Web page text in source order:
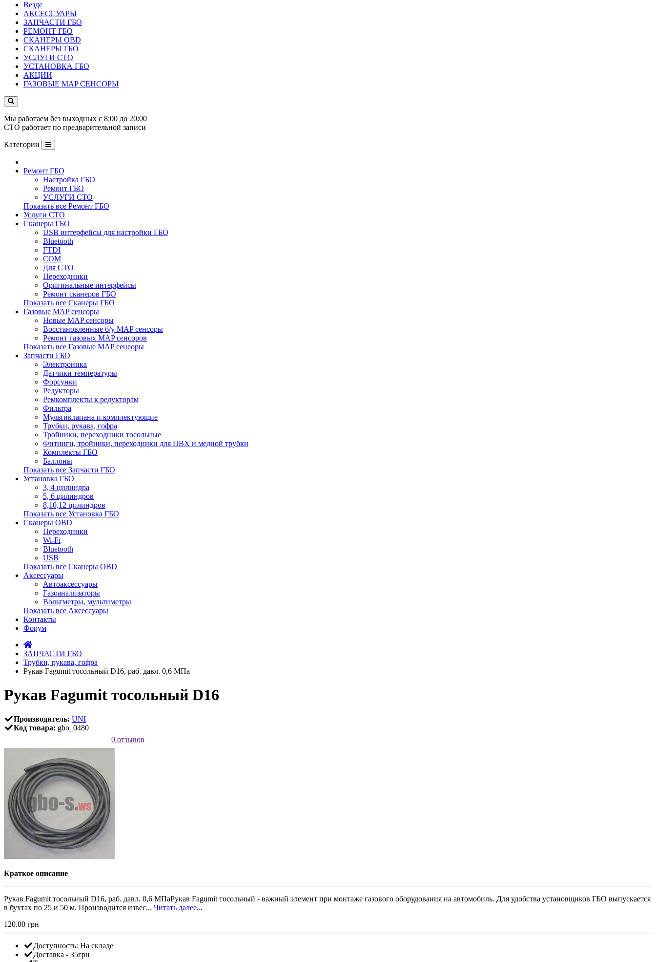
Везде
АКСЕССУАРЫ
ЗАПЧАСТИ ГБО
РЕМОНТ ГБО
СКАНЕРЫ OBD
СКАНЕРЫ ГБО
УСЛУГИ СТО
УСТАНОВКА ГБО
АКЦИИ
ГАЗОВЫЕ MAP СЕНСОРЫ
Мы работаем без выходных с 8:00 до 20:00
СТО работает по предварительной записи
Категории
Ремонт ГБО
Настройка ГБО
Ремонт ГБО
УСЛУГИ СТО
Показать все Ремонт ГБО
Услуги СТО
Сканеры ГБО
USB интерфейсы для настройки ГБО
Bluetooth
FTDI
COM
Для СТО
Переходники
Оригинальные интерфейсы
Ремонт сканеров ГБО
Показать все Сканеры ГБО
Газовые MAP сенсоры
Новые MAP сенсоры
Восстановленные б/у MAP сенсоры
Ремонт газовых MAP сенсоров
Показать все Газовые MAP сенсоры
Запчасти ГБО
Электроника
Датчики температуры
Форсунки
Редукторы
Ремкомплекты к редукторам
Фильтра
Мультиклапана и комплектующие
Трубки, рукава, гофра
Тройники, переходники тосольные
Фитинги, тройники, переходники для ПВХ и медной трубки
Комплекты ГБО
Баллоны
Показать все Запчасти ГБО
Установка ГБО
3, 4 цилиндра
5, 6 цилиндров
8,10,12 цилиндров
Показать все Установка ГБО
Сканеры OBD
Переходники
Wi-Fi
Bluetooth
USB
Показать все Сканеры OBD
Аксессуары
Автоаксессуары
Газоанализаторы
Вольтметры, мультиметры
Показать все Аксессуары
Контакты
Форум
ЗАПЧАСТИ ГБО
Трубки, рукава, гофра
Рукав Fagumit тосольный D16, раб. давл. 0,6 MПа
Рукав Fagumit тосольный D16
Производитель: UNI
Код товара: gbo_0480
0 отзывов
Краткое описание
Рукав Fagumit тосольный D16, раб. давл. 0,6 MПаРукав Fagumit тосольный - важный элемент при монтаже газового оборудования на автомобиль. Для удобства установщиков ГБО выпускается
в бухтах по 25 и 50 м. Производится извес... Читать далее...
120.00 грн
Доступность: На складе
Доставка - 35грн